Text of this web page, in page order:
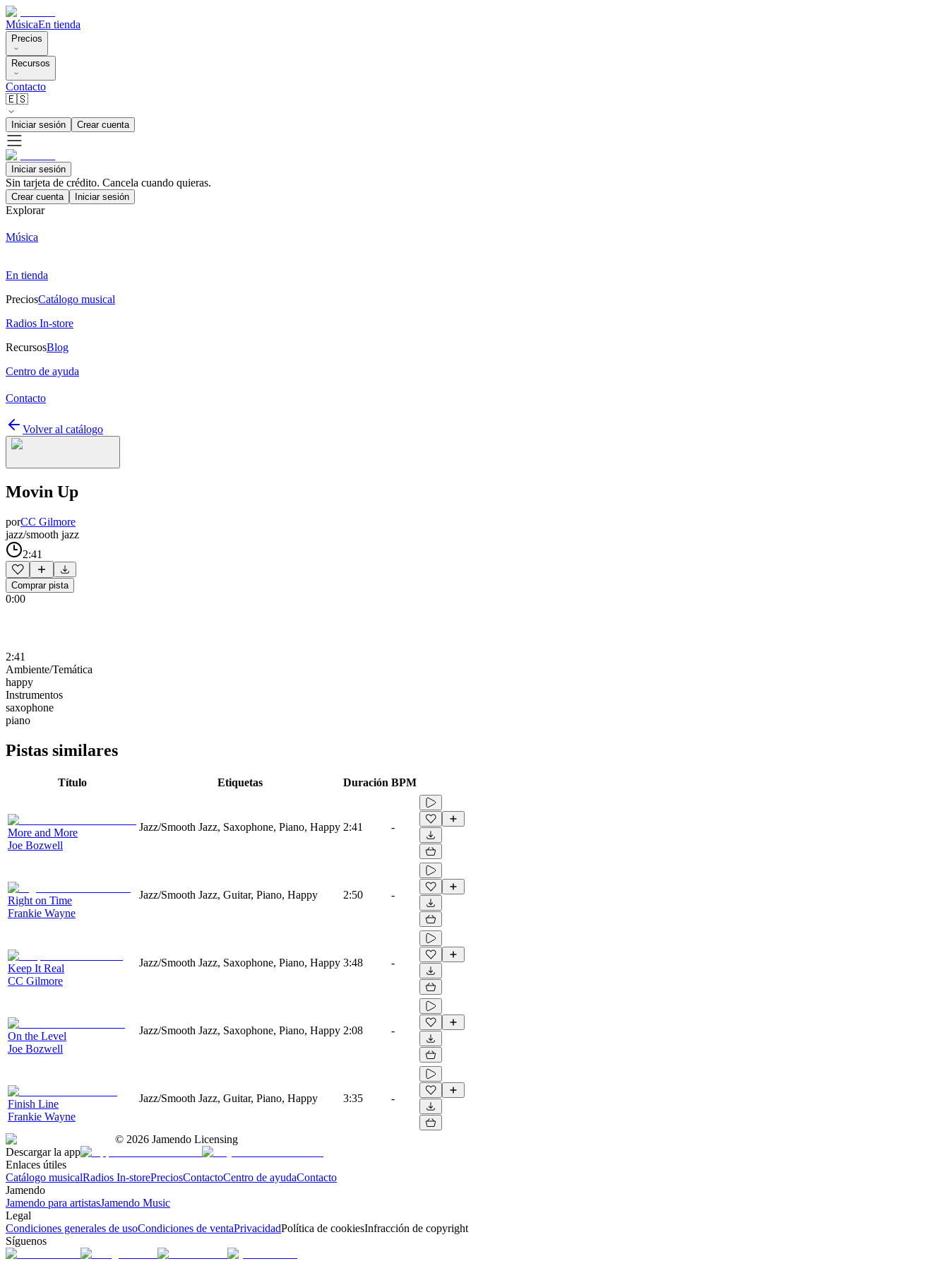
MúsicaEn tienda
Precios
Recursos
Contacto
🇪🇸
Iniciar sesión Crear cuenta
Iniciar sesión
Sin tarjeta de crédito. Cancela cuando quieras.
Crear cuenta Iniciar sesión
Explorar
Música
En tienda
PreciosCatálogo musical
Radios In-store
RecursosBlog
Centro de ayuda
Contacto
Volver al catálogo
Movin Up
porCC Gilmore
jazz/smooth jazz
2:41
Comprar pista
0:00
2:41
Ambiente/Temática
happy
Instrumentos
saxophone
piano
Pistas similares
Título Etiquetas Duración BPM
More and More
Joe Bozwell
Jazz/Smooth Jazz, Saxophone, Piano, Happy 2:41 -
Right on Time
Frankie Wayne
Jazz/Smooth Jazz, Guitar, Piano, Happy 2:50 -
Keep It Real
CC Gilmore
Jazz/Smooth Jazz, Saxophone, Piano, Happy 3:48 -
On the Level
Joe Bozwell
Jazz/Smooth Jazz, Saxophone, Piano, Happy 2:08 -
Finish Line
Frankie Wayne
Jazz/Smooth Jazz, Guitar, Piano, Happy 3:35 -
© 2026 Jamendo Licensing
Descargar la app
Enlaces útiles
Catálogo musicalRadios In-storePreciosContactoCentro de ayudaContacto
Jamendo
Jamendo para artistasJamendo Music
Legal
Condiciones generales de usoCondiciones de ventaPrivacidadPolítica de cookiesInfracción de copyright
Síguenos